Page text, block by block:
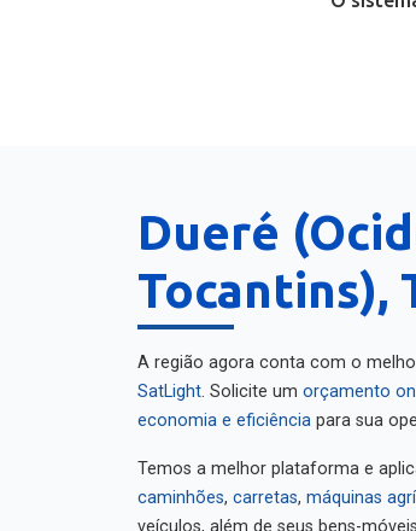
Dueré
Tocantins),
A região agora conta com o
SatLight
. Solicite um orçamento
economia e eficiência
para sua
Temos a melhor plataforma e
caminhões
máquinas
veículos, além de seus bens-